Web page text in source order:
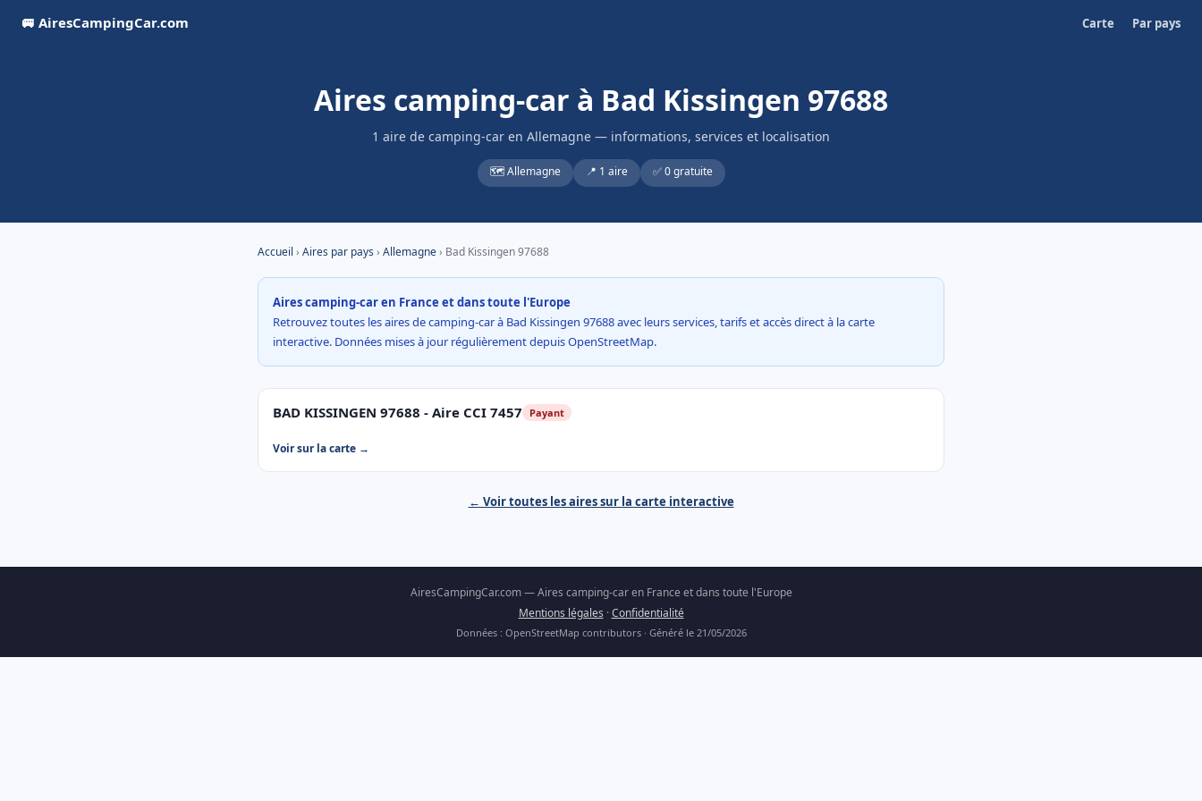
🚐 AiresCampingCar.com Carte Par pays
Aires camping-car à Bad Kissingen 97688
1 aire de camping-car en Allemagne — informations, services et localisation
🗺️ Allemagne 📍 1 aire ✅ 0 gratuite
Accueil › Aires par pays› Allemagne› Bad Kissingen 97688
Aires camping-car en France et dans toute l'Europe
Retrouvez toutes les aires de camping-car à Bad Kissingen 97688 avec leurs services, tarifs et accès direct à la carte
interactive. Données mises à jour régulièrement depuis OpenStreetMap.
BAD KISSINGEN 97688 - Aire CCI 7457 Payant
Voir sur la carte →
← Voir toutes les aires sur la carte interactive
AiresCampingCar.com — Aires camping-car en France et dans toute l'Europe
Mentions légales ·Confidentialité
Données : OpenStreetMap contributors · Généré le 21/05/2026